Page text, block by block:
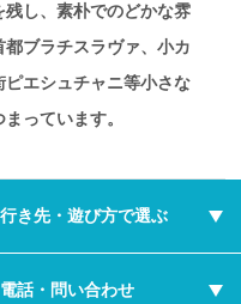
し、素朴でのどかな雰
ブラチスラヴァ、小カ
エシュチャニ等小さな
っています。
行き先・遊び方で選ぶ
電話・問い合わせ